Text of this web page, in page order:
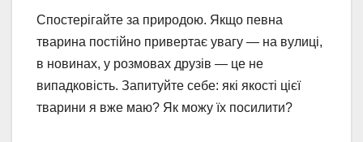
Спостерігайте за природою. Якщо певна
тварина постійно привертає увагу — на вулиці,
в новинах, у розмовах друзів — це не
випадковість. Запитуйте себе: які якості цієї
тварини я вже маю? Як можу їх посилити?